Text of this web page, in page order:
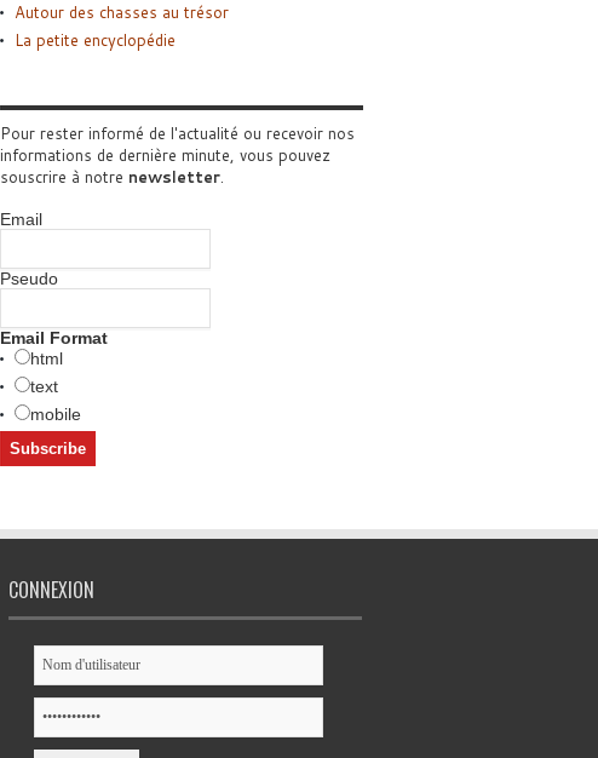
Autour des chasses au trésor
La petite encyclopédie
Pour rester informé de l'actualité ou recevoir nos
informations de dernière minute, vous pouvez
souscrire à notre newsletter.
Email
Pseudo
Email Format
html
text
mobile
CONNEXION